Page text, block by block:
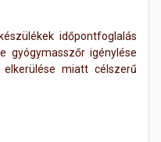
időpontfoglalás
gyógymasszőr igénylése
miatt célszerű